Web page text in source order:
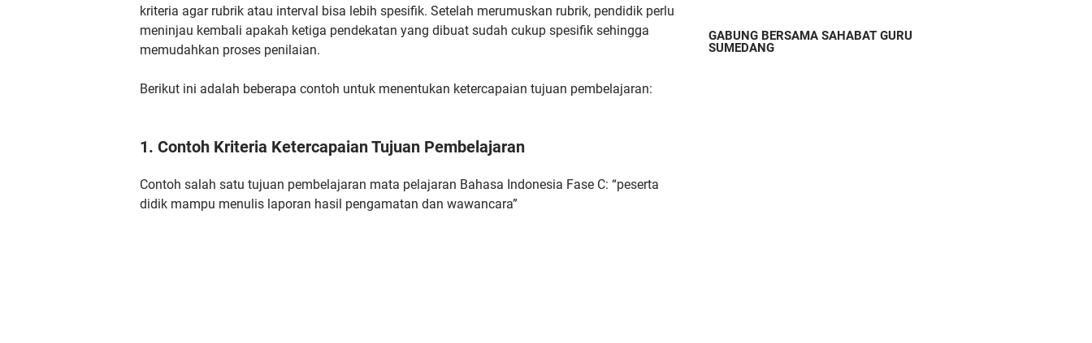
kriteria agar rubrik atau interval bisa lebih spesifik. Setelah merumuskan rubrik, pendidik perlu
meninjau kembali apakah ketiga pendekatan yang dibuat sudah cukup spesifik sehingga
memudahkan proses penilaian.
Berikut ini adalah beberapa contoh untuk menentukan ketercapaian tujuan pembelajaran:
1. Contoh Kriteria Ketercapaian Tujuan Pembelajaran
Contoh salah satu tujuan pembelajaran mata pelajaran Bahasa Indonesia Fase C: “peserta
didik mampu menulis laporan hasil pengamatan dan wawancara”
GABUNG BERSAMA SAHABAT GURU
SUMEDANG